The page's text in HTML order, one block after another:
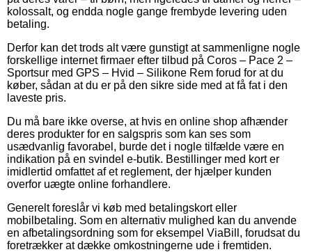
kolossalt, og endda nogle gange frembyde levering uden
betaling.
Derfor kan det trods alt være gunstigt at sammenligne nogle
forskellige internet firmaer efter tilbud på Coros – Pace 2 –
Sportsur med GPS – Hvid – Silikone Rem forud for at du
køber, sådan at du er på den sikre side med at få fat i den
laveste pris.
Du må bare ikke overse, at hvis en online shop afhænder
deres produkter for en salgspris som kan ses som
usædvanlig favorabel, burde det i nogle tilfælde være en
indikation på en svindel e-butik. Bestillinger med kort er
imidlertid omfattet af et reglement, der hjælper kunden
overfor uægte online forhandlere.
Generelt foreslår vi køb med betalingskort eller
mobilbetaling. Som en alternativ mulighed kan du anvende
en afbetalingsordning som for eksempel ViaBill, forudsat du
foretrækker at dække omkostningerne ude i fremtiden.